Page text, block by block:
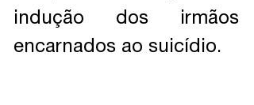
indução dos irmãos
encarnados ao suicídio.